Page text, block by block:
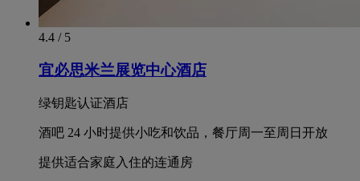
4.4 / 5
宜必思米兰展览中心酒店
绿钥匙认证酒店
酒吧 24 小时提供小吃和饮品，餐厅周一至周日开放
提供适合家庭入住的连通房